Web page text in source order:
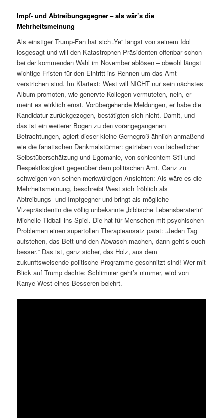
Impf- und Abtreibungsgegner – als wär’s die
Mehrheitsmeinung
Als einstiger Trump-Fan hat sich „Ye“ längst von seinem Idol
losgesagt und will den Katastrophen-Präsidenten offenbar schon
bei der kommenden Wahl im November ablösen – obwohl längst
wichtige Fristen für den Eintritt ins Rennen um das Amt
verstrichen sind. Im Klartext: West will NICHT nur sein nächstes
Album promoten, wie genervte Kollegen vermuteten, nein, er
meint es wirklich ernst. Vorübergehende Meldungen, er habe die
Kandidatur zurückgezogen, bestätigten sich nicht. Damit, und
das ist ein weiterer Bogen zu den vorangegangenen
Betrachtungen, agiert dieser kleine Gernegroß ähnlich anmaßend
wie die fanatischen Denkmalstürmer: getrieben von lächerlicher
Selbstüberschätzung und Egomanie, von schlechtem Stil und
Respektlosigkeit gegenüber dem politischen Amt. Ganz zu
schweigen von seinen merkwürdigen Ansichten: Als wäre es die
Mehrheitsmeinung, beschreibt West sich fröhlich als
Abtreibungs- und Impfgegner und bringt als mögliche
Vizepräsidentin die völlig unbekannte „biblische Lebensberaterin“
Michelle Tidball ins Spiel. Die hat für Menschen mit psychischen
Problemen einen supertollen Therapieansatz parat: „Jeden Tag
aufstehen, das Bett und den Abwasch machen, dann geht’s euch
besser.“ Das ist, ganz sicher, das Holz, aus dem
zukunftsweisende politische Programme geschnitzt sind! Wer mit
Blick auf Trump dachte: Schlimmer geht’s nimmer, wird von
Kanye West eines Besseren belehrt.